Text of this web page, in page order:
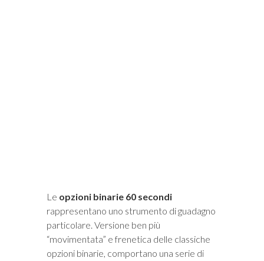
Le opzioni binarie 60 secondi
rappresentano uno strumento di guadagno
particolare. Versione ben più
“movimentata” e frenetica delle classiche
opzioni binarie, comportano una serie di